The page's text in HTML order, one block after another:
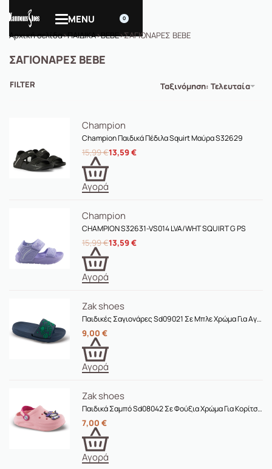
0
Αρχική σελίδα›ΠΑΙΔΙΚΑ›BEBE›ΣΑΓΙΟΝΑΡΕΣ BEBE
ΣΑΓΙΟΝΑΡΕΣ BEBE
Ταξινόμηση: Τελευταία
FILTER
Champion
Champion Παιδικά Πέδιλα Squirt Μαύρα S32629
15,99€13,59€
Αγορά
Champion
CHAMPION S32631-VS014 LVA/WHT SQUIRT G PS
15,99€13,59€
Αγορά
Zak shoes
Παιδικές Σαγιονάρες Sd09021 Σε Μπλε Χρώμα Για Αγόρια
9,00 €
Αγορά
Zak shoes
Παιδικά Σαμπό Sd08042 Σε Φούξια Χρώμα Για Κορίτσια
7,00 €
Αγορά